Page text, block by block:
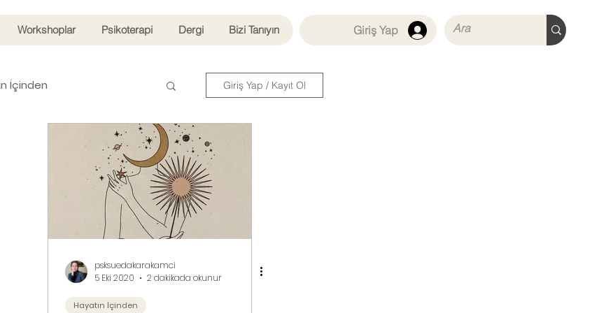
Workshoplar Psikoterapi Dergi Bizi Tanıyın Giriş Yap
İçinden
İlişkiler
Giriş Yap / Kayıt Ol
psksuedakarakamci
5 Eki 2020
2 dakikada okunur
Hayatın İçinden